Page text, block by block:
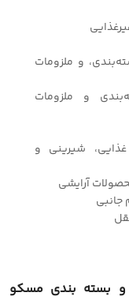
و ملزومات
و ملزومات
شیرینی و
آرایشی
و بسته بندی مسکو